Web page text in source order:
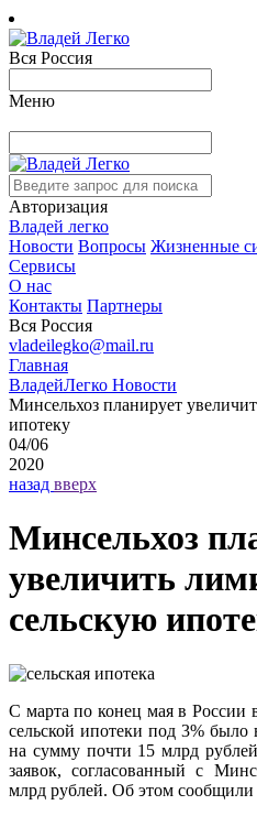
Вся Россия
Меню
Авторизация
Владей легко
Новости Вопросы Жизненные
Сервисы
О нас
Контакты Партнеры
Вся Россия
vladeilegko@mail.ru
Главная
ВладейЛегко Новости
Минсельхоз планирует
ипотеку
04/06
2020
назад вверх
Минсельхоз
увеличить
сельскую
С марта по конец мая в России
сельской ипотеки под 3%
на сумму почти 15 млрд
заявок, согласованный с
млрд рублей. Об этом сообщили